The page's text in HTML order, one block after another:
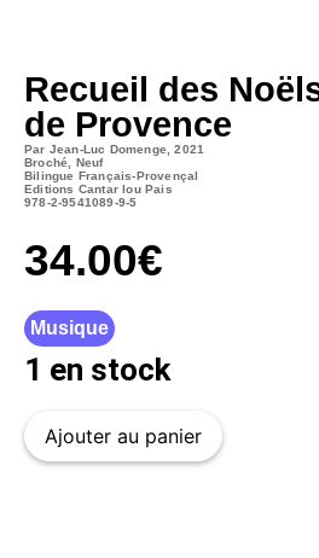
Recueil des
de Provence
Par Jean-Luc Domenge, 2021
Broché, Neuf
Bilingue Français-Provençal
Editions Cantar lou Pais
978-2-9541089-9-5
34.00€
Musique
1 en stock
Ajouter au panier